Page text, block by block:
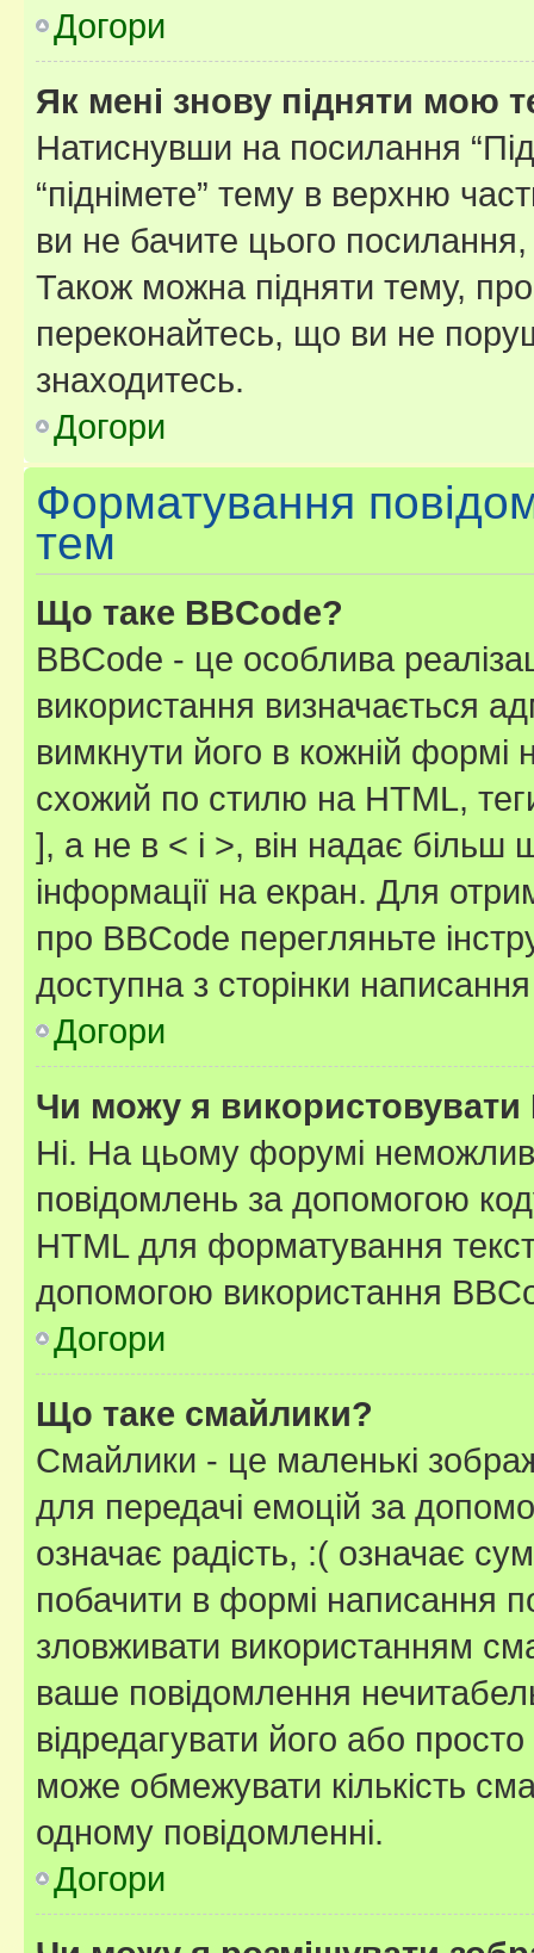
Догори
Як мені знову підняти мою
Натиснувши на посилання
“піднімете” тему в верхню
ви не бачите цього
Також можна підняти тему,
переконайтесь, що ви не
знаходитесь.
Догори
Форматування
тем
Що таке BBCode?
BBCode - це особлива
використання визначається
вимкнути його в кожній
схожий по стилю на HTML,
], а не в < і >, він надає більш
інформації на екран. Для
про BBCode перегляньте
доступна з сторінки
Догори
Чи можу я використовувати
Ні. На цьому форумі
повідомлень за допомогою
HTML для форматування
допомогою використання
Догори
Що таке смайлики?
Смайлики - це маленькі
для передачі емоцій за
означає радість, :( означає
побачити в формі написання
зловживати використанням
ваше повідомлення
відредагувати його або
може обмежувати кількість
одному повідомленні.
Догори